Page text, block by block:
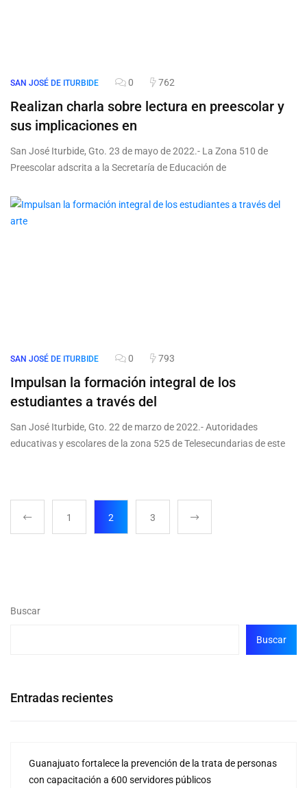
SAN JOSÉ DE ITURBIDE 0 762
Realizan charla sobre lectura en preescolar y
sus implicaciones en
San José Iturbide, Gto. 23 de mayo de 2022.- La Zona 510 de
Preescolar adscrita a la Secretaría de Educación de
SAN JOSÉ DE ITURBIDE 0 793
Impulsan la formación integral de los
estudiantes a través del
San José Iturbide, Gto. 22 de marzo de 2022.- Autoridades
educativas y escolares de la zona 525 de Telesecundarias de este
1 2 3
Buscar
Buscar
Entradas recientes
Guanajuato fortalece la prevención de la trata de personas
con capacitación a 600 servidores públicos